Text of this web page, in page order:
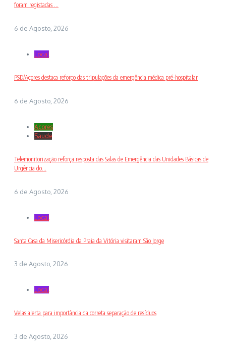
foram registadas ...
6 de Agosto, 2026
Local
PSD/Açores destaca reforço das tripulações da emergência médica pré-hospitalar
6 de Agosto, 2026
Açores
Saude
Telemonitorização reforça resposta das Salas de Emergência das Unidades Básicas de
Urgência do...
6 de Agosto, 2026
Local
Santa Casa da Misericórdia da Praia da Vitória visitaram São Jorge
3 de Agosto, 2026
Local
Velas alerta para importância da correta separação de resíduos
3 de Agosto, 2026